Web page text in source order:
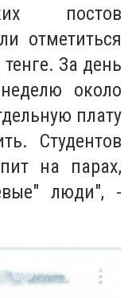
постов
отметиться
За день
около
плату
Студентов
на парах,
люди", -